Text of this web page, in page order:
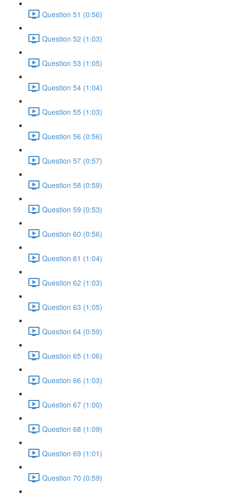
Question 51 (0:56)
Question 52 (1:03)
Question 53 (1:05)
Question 54 (1:04)
Question 55 (1:03)
Question 56 (0:56)
Question 57 (0:57)
Question 58 (0:59)
Question 59 (0:53)
Question 60 (0:56)
Question 61 (1:04)
Question 62 (1:03)
Question 63 (1:05)
Question 64 (0:59)
Question 65 (1:06)
Question 66 (1:03)
Question 67 (1:00)
Question 68 (1:09)
Question 69 (1:01)
Question 70 (0:59)